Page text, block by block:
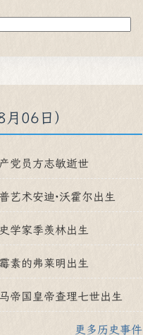
06日）
党员方志敏逝世
艺术安迪·沃霍尔出生
学家季羡林出生
素的弗莱明出生
帝国皇帝查理七世出生
更多历史事件